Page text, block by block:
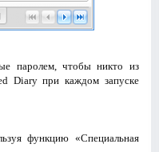
паролем, чтобы никто из
Diary при каждом запуске
функцию «Специальная